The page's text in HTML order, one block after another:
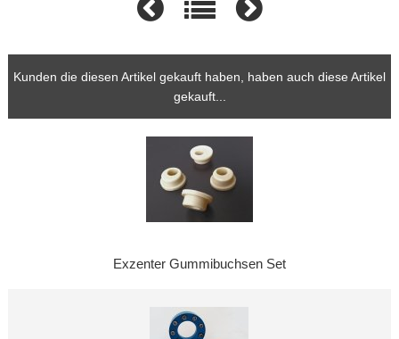
Kunden die diesen Artikel gekauft haben, haben auch diese Artikel
gekauft...
Exzenter Gummibuchsen Set